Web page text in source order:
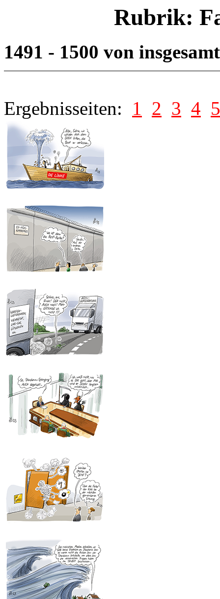
Rubrik:
1491 - 1500 von
Ergebnisseiten: 1 2 3 4 5